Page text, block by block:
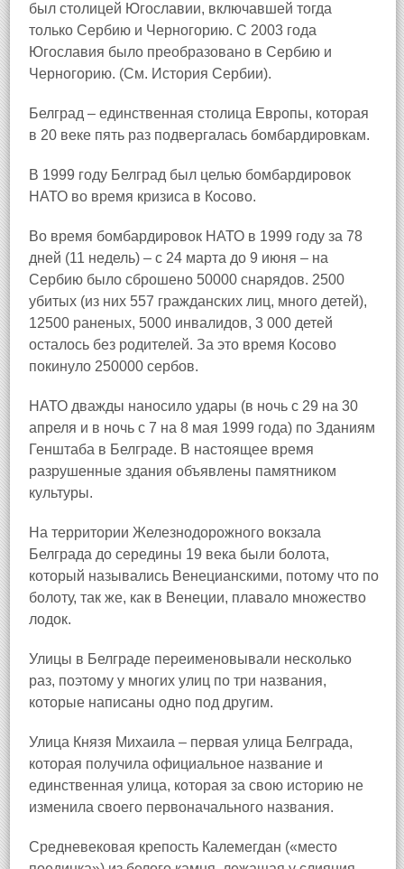
был столицей Югославии, включавшей тогда
только Сербию и Черногорию. С 2003 года
Югославия было преобразовано в Сербию и
Черногорию. (См. История Сербии).
Белград – единственная столица Европы, которая
в 20 веке пять раз подвергалась бомбардировкам.
В 1999 году Белград был целью бомбардировок
НАТО во время кризиса в Косово.
Во время бомбардировок НАТО в 1999 году за 78
дней (11 недель) – с 24 марта до 9 июня – на
Сербию было сброшено 50000 снарядов. 2500
убитых (из них 557 гражданских лиц, много детей),
12500 раненых, 5000 инвалидов, 3 000 детей
осталось без родителей. За это время Косово
покинуло 250000 сербов.
НАТО дважды наносило удары (в ночь с 29 на 30
апреля и в ночь с 7 на 8 мая 1999 года) по Зданиям
Генштаба в Белграде. В настоящее время
разрушенные здания объявлены памятником
культуры.
На территории Железнодорожного вокзала
Белграда до середины 19 века были болота,
который назывались Венецианскими, потому что по
болоту, так же, как в Венеции, плавало множество
лодок.
Улицы в Белграде переименовывали несколько
раз, поэтому у многих улиц по три названия,
которые написаны одно под другим.
Улица Князя Михаила – первая улица Белграда,
которая получила официальное название и
единственная улица, которая за свою историю не
изменила своего первоначального названия.
Средневековая крепость Калемегдан («место